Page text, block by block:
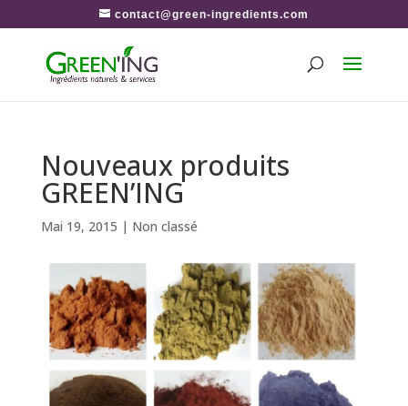
contact@green-ingredients.com
Nouveaux produits
GREEN’ING
Mai 19, 2015 | Non classé